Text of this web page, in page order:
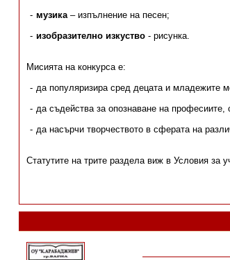
музика– изпълнение на песен;
изобразително изкуство- рисунка.
Мисията на конкурса е:
да популяризира сред децата и младежите
да съдейства за опознаване на професиите,
да насърчи творчеството в сферата на
Статутите на трите раздела виж в Условия за